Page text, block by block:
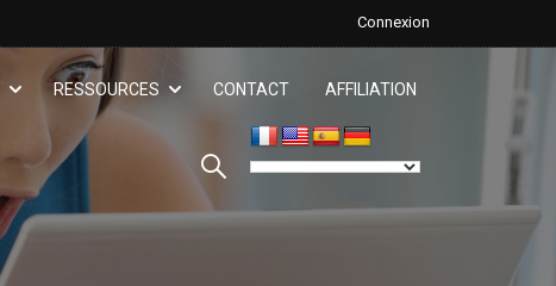
Connexion
RESSOURCES CONTACT AFFILIATION